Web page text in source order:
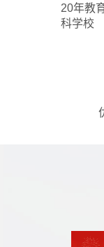
20年教
科学校